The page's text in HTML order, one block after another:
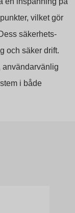
vilket gör
säkerhets-
och säker drift.
användarvänlig
i både